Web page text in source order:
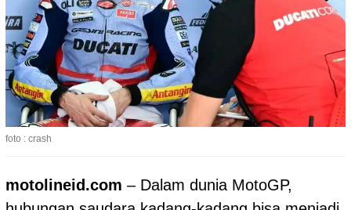
foto : crash
motolineid.com – Dalam dunia MotoGP,